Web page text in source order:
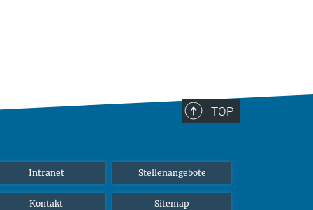
TOP
Intranet Stellenangebote
Kontakt Sitemap